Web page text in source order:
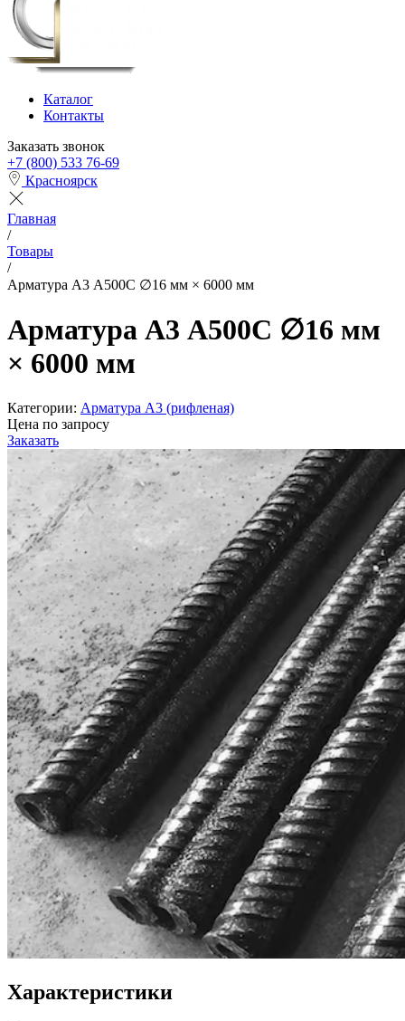
Каталог
Контакты
Заказать звонок
+7 (800) 533 76-69
Красноярск
Главная
/
Товары
/
Арматура А3 А500С ∅16 мм × 6000 мм
Арматура А3 А500С ∅16 мм
× 6000 мм
Категории: Арматура А3 (рифленая)
Цена по запросу
Заказать
Характеристики